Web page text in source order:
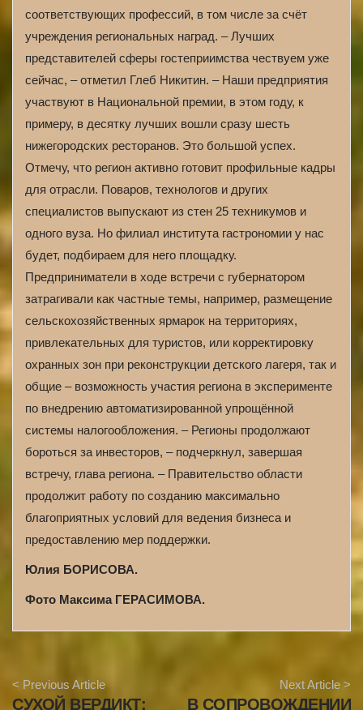
соответствующих профессий, в том числе за счёт
учреждения региональных наград. – Лучших
представителей сферы гостеприимства чествуем уже
сейчас, – отметил Глеб Никитин. – Наши предприятия
участвуют в Национальной премии, в этом году, к
примеру, в десятку лучших вошли сразу шесть
нижегородских ресторанов. Это большой успех.
Отмечу, что регион активно готовит профильные кадры
для отрасли. Поваров, технологов и других
специалистов выпускают из стен 25 техникумов и
одного вуза. Но филиал института гастрономии у нас
будет, подбираем для него площадку.
Предприниматели в ходе встречи с губернатором
затрагивали как частные темы, например, размещение
сельскохозяйственных ярмарок на территориях,
привлекательных для туристов, или корректировку
охранных зон при реконструкции детского лагеря, так и
общие – возможность участия региона в эксперименте
по внедрению автоматизированной упрощённой
системы налогообложения. – Регионы продолжают
бороться за инвесторов, – подчеркнул, завершая
встречу, глава региона. – Правительство области
продолжит работу по созданию максимально
благоприятных условий для ведения бизнеса и
предоставлению мер поддержки.
Юлия БОРИСОВА.
Фото Максима ГЕРАСИМОВА.
r
t
< Previous Article
СУХОЙ ВЕРДИКТ:
Next Article >
В СОПРОВОЖДЕНИИ